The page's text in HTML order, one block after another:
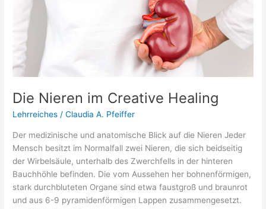
Die Nieren im Creative Healing
Lehrreiches /Claudia A. Pfeiffer
Der medizinische und anatomische Blick auf die Nieren Jeder
Mensch besitzt im Normalfall zwei Nieren, die sich beidseitig
der Wirbelsäule, unterhalb des Zwerchfells in der hinteren
Bauchhöhle befinden. Die vom Aussehen her bohnenförmigen,
stark durchbluteten Organe sind etwa faustgroß und braunrot
und aus 6-9 pyramidenförmigen Lappen zusammengesetzt.